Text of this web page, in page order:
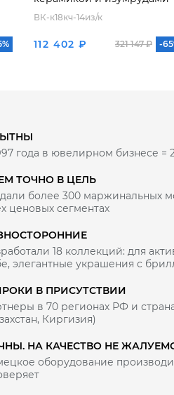
ВК-к18кч-14из/к
112 402 ₽ 321 147 ₽ -
года в ювелирном бизнесе =
ТОЧНО В ЦЕЛЬ
более 300 маржинальных
ценовых сегментах
18 коллекций: для
элегантные украшения с
В ПРИСУТСТВИИ
в 70 регионах РФ и
Киргизия)
НА КАЧЕСТВО НЕ
оборудование